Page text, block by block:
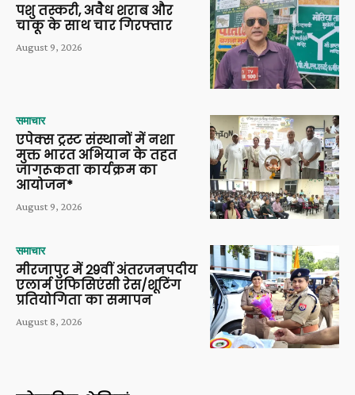
पशु तस्करी, अवैध शराब और
चाकू के साथ चार गिरफ्तार
August 9, 2026
समाचार
एपेक्स ट्रस्ट संस्थानों में नशा
मुक्त भारत अभियान के तहत
जागरूकता कार्यक्रम का
आयोजन*
August 9, 2026
समाचार
मीरजापुर में 29वीं अंतरजनपदीय
एलार्म एफिसिएंसी रेस/शूटिंग
प्रतियोगिता का समापन
August 8, 2026